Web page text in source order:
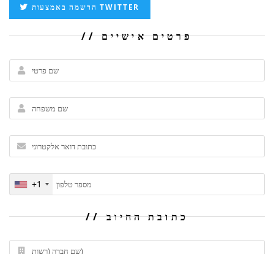
הרשמה באמצעות TWITTER
פרטים אישיים
+1
כתובת החיוב